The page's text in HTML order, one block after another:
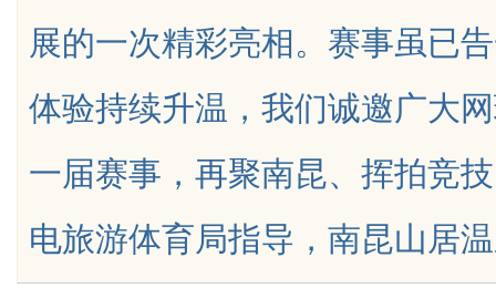
展的一次精彩亮相。赛事虽已
体验持续升温，我们诚邀广大
一届赛事，再聚南昆、挥拍竞
电旅游体育局指导，南昆山居